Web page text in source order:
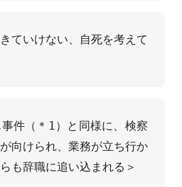
ていけない、自死を考えて
件（＊1）と同様に、検察
向けられ、業務が立ち行か
も辞職に追い込まれる＞